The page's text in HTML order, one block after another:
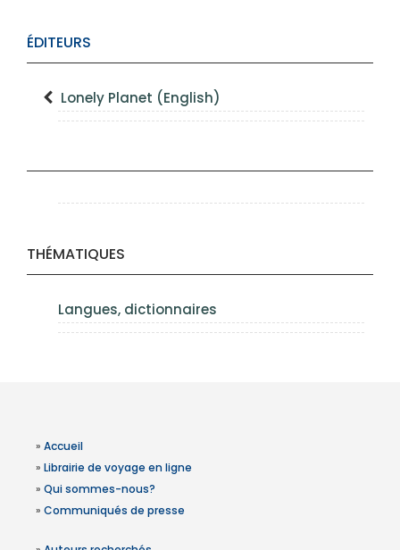
ÉDITEURS
Lonely Planet (English)
THÉMATIQUES
Langues, dictionnaires
» Accueil
» Librairie de voyage en ligne
» Qui sommes-nous?
» Communiqués de presse